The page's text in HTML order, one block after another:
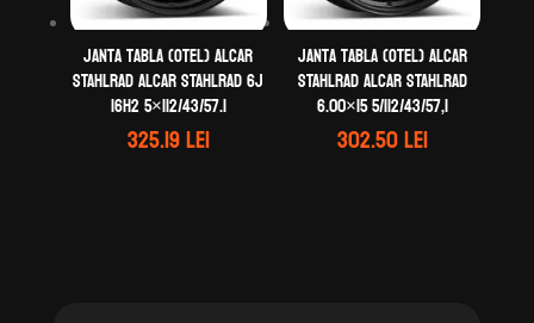
Janta tabla (otel) ALCAR
STAHLRAD ALCAR STAHLRAD 6J
16H2 5×112/43/57.1
325.19lei
Janta tabla (otel) ALCAR
STAHLRAD ALCAR STAHLRAD
6.00×15 5/112/43/57,1
302.50lei